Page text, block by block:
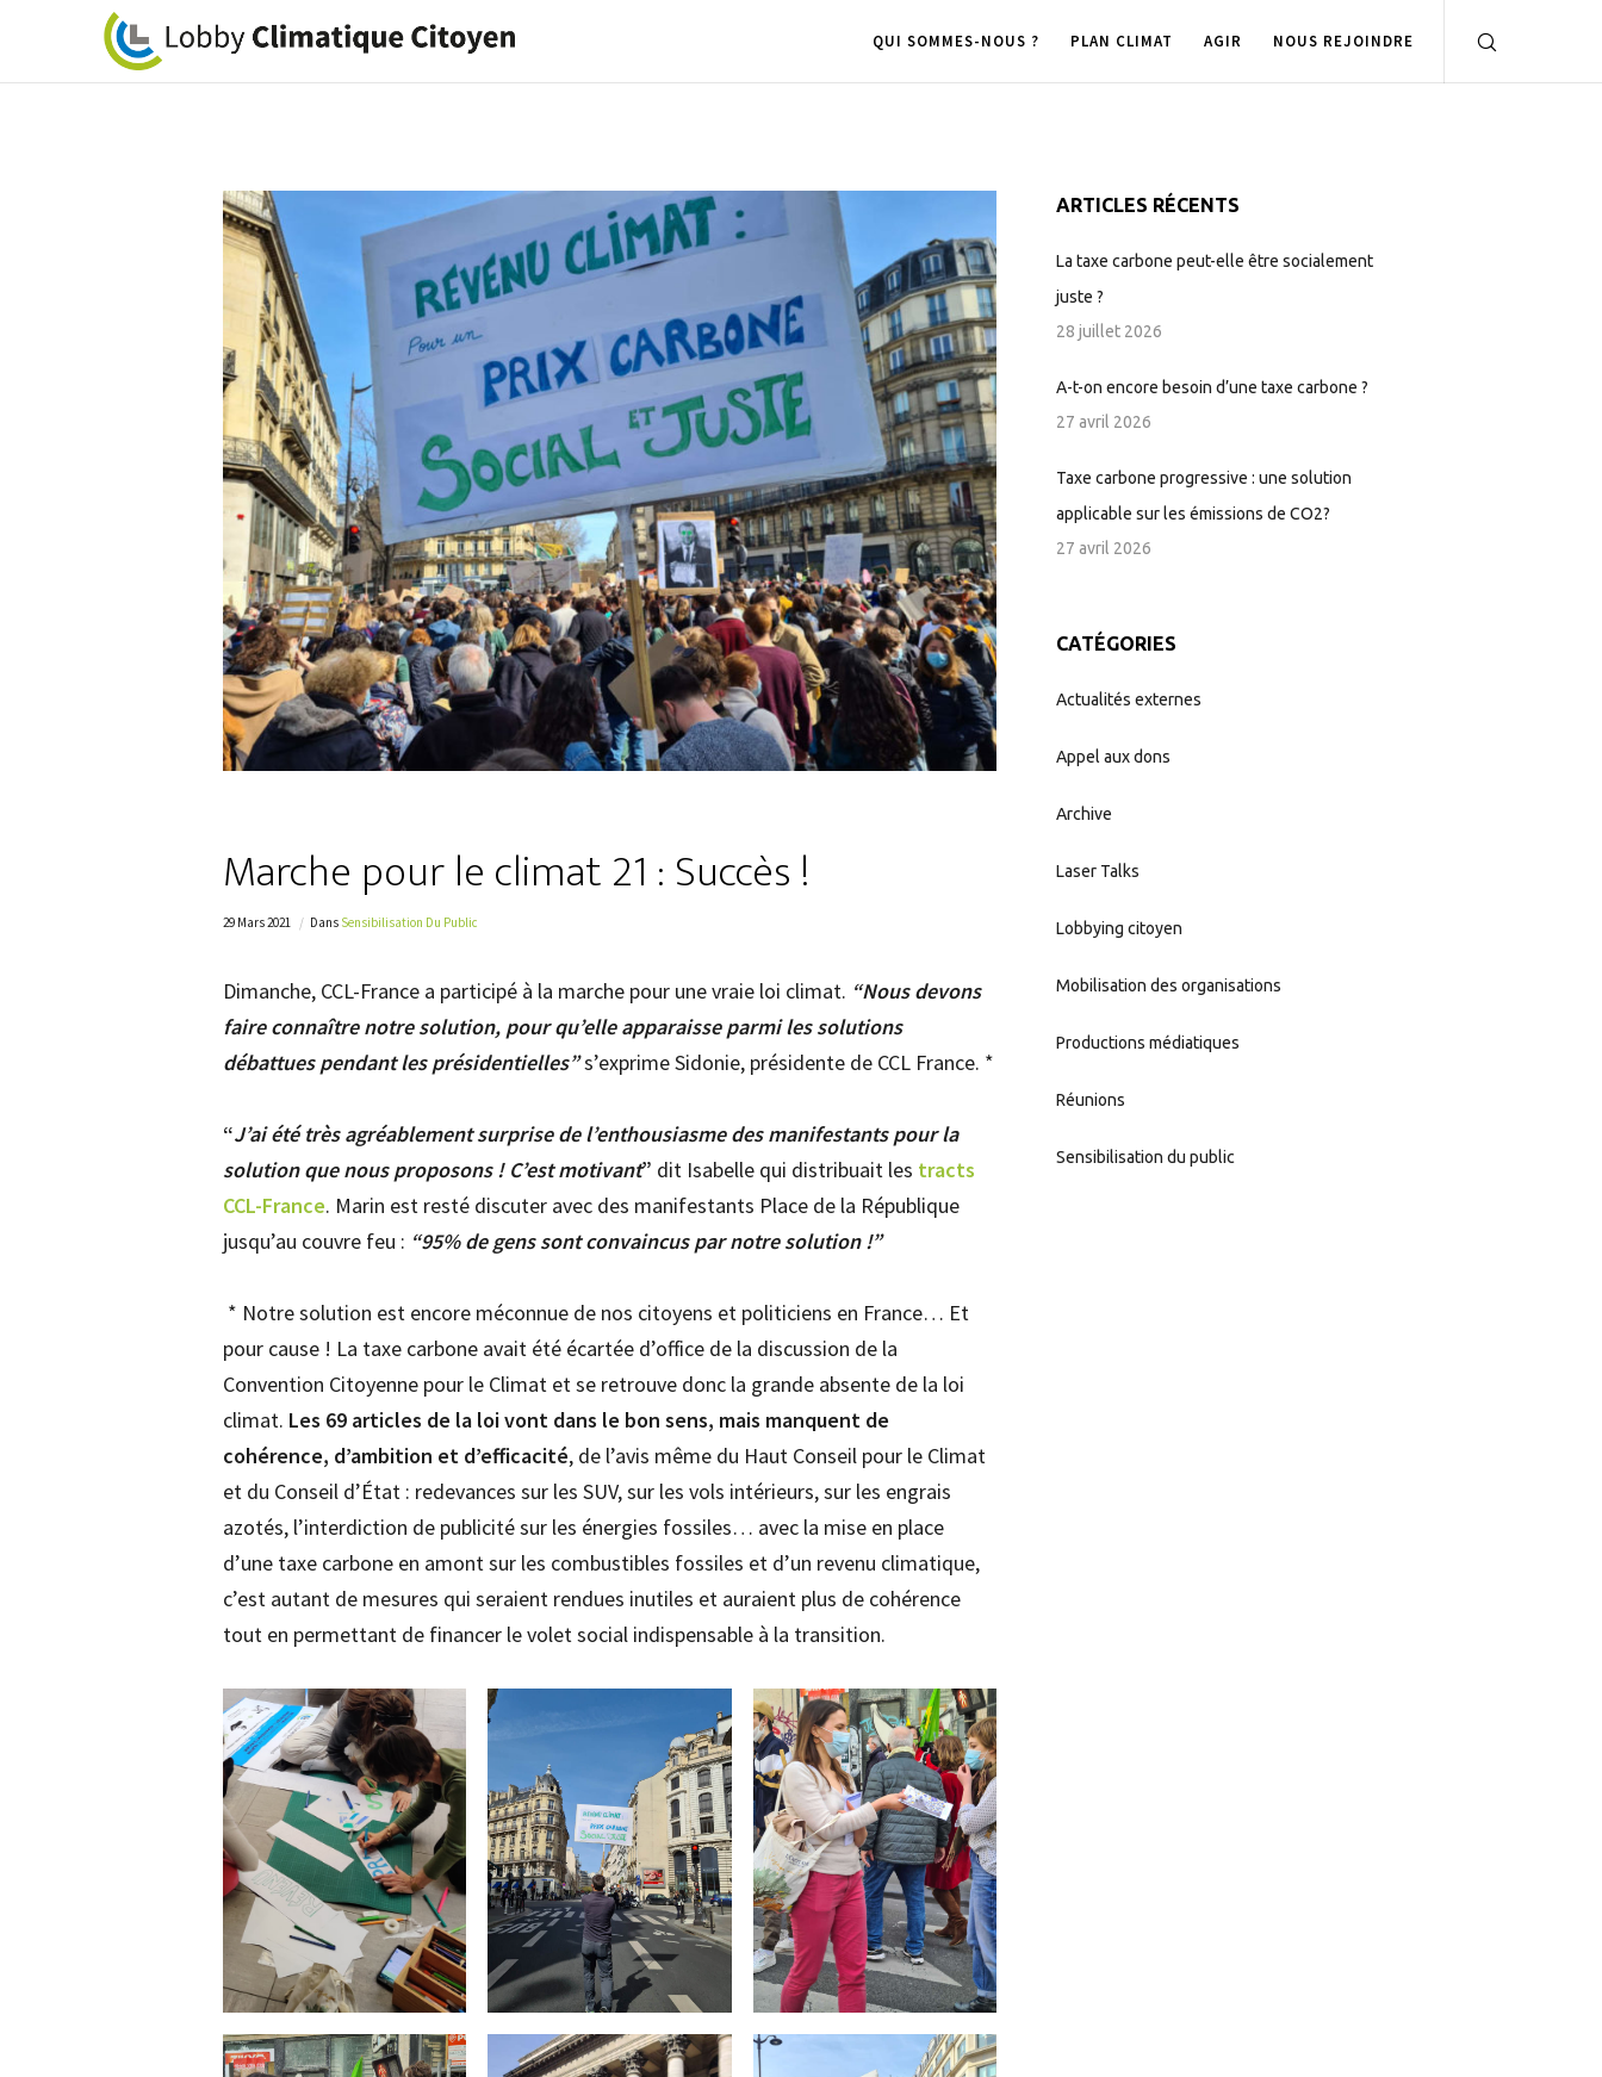
QUI SOMMES-NOUS ? PLAN CLIMAT AGIR NOUS REJOINDRE
Marche pour le climat 21 : Succès !
29 Mars 2021 Dans Sensibilisation Du Public
Dimanche, CCL-France a participé à la marche pour une vraie loi climat. “Nous devons
faire connaître notre solution, pour qu’elle apparaisse parmi les solutions
débattues pendant les présidentielles”s’exprime Sidonie, présidente de CCL France. *
“J’ai été très agréablement surprise de l’enthousiasme des manifestants pour la
solution que nous proposons ! C’est motivant” dit Isabelle qui distribuait les tracts
CCL-France. Marin est resté discuter avec des manifestants Place de la République
jusqu’au couvre feu : “95% de gens sont convaincus par notre solution !”
* Notre solution est encore méconnue de nos citoyens et politiciens en France… Et
pour cause ! La taxe carbone avait été écartée d’office de la discussion de la
Convention Citoyenne pour le Climat et se retrouve donc la grande absente de la loi
climat. Les 69 articles de la loi vont dans le bon sens, mais manquent de
cohérence, d’ambition et d’efficacité, de l’avis même du Haut Conseil pour le Climat
et du Conseil d’État : redevances sur les SUV, sur les vols intérieurs, sur les engrais
azotés, l’interdiction de publicité sur les énergies fossiles… avec la mise en place
d’une taxe carbone en amont sur les combustibles fossiles et d’un revenu climatique,
c’est autant de mesures qui seraient rendues inutiles et auraient plus de cohérence
tout en permettant de financer le volet social indispensable à la transition.
ARTICLES RÉCENTS
La taxe carbone peut-elle être socialement
juste ?
28 juillet 2026
A-t-on encore besoin d’une taxe carbone ?
27 avril 2026
Taxe carbone progressive : une solution
applicable sur les émissions de CO2?
27 avril 2026
CATÉGORIES
Actualités externes
Appel aux dons
Archive
Laser Talks
Lobbying citoyen
Mobilisation des organisations
Productions médiatiques
Réunions
Sensibilisation du public